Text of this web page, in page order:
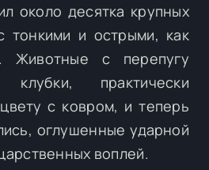
около десятка крупных
тонкими и острыми, как
Животные с перепугу
практически
с ковром, и теперь
оглушенные ударной
воплей.